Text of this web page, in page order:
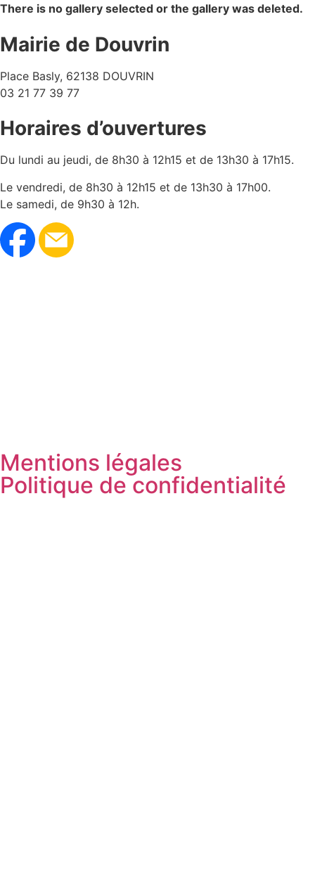
There is no gallery selected or the gallery was deleted.
Mairie de Douvrin
Place Basly, 62138 DOUVRIN
03 21 77 39 77
Horaires d’ouvertures
Du lundi au jeudi, de 8h30 à 12h15 et de 13h30 à 17h15.
Le vendredi, de 8h30 à 12h15 et de 13h30 à 17h00.
Le samedi, de 9h30 à 12h.
Mentions légales
Politique de confidentialité